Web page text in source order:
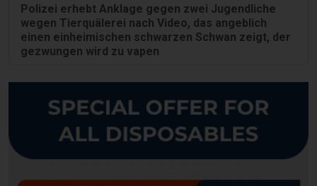
Polizei erhebt Anklage gegen zwei Jugendliche
wegen Tierquälerei nach Video, das angeblich
einen einheimischen schwarzen Schwan zeigt, der
gezwungen wird zu vapen